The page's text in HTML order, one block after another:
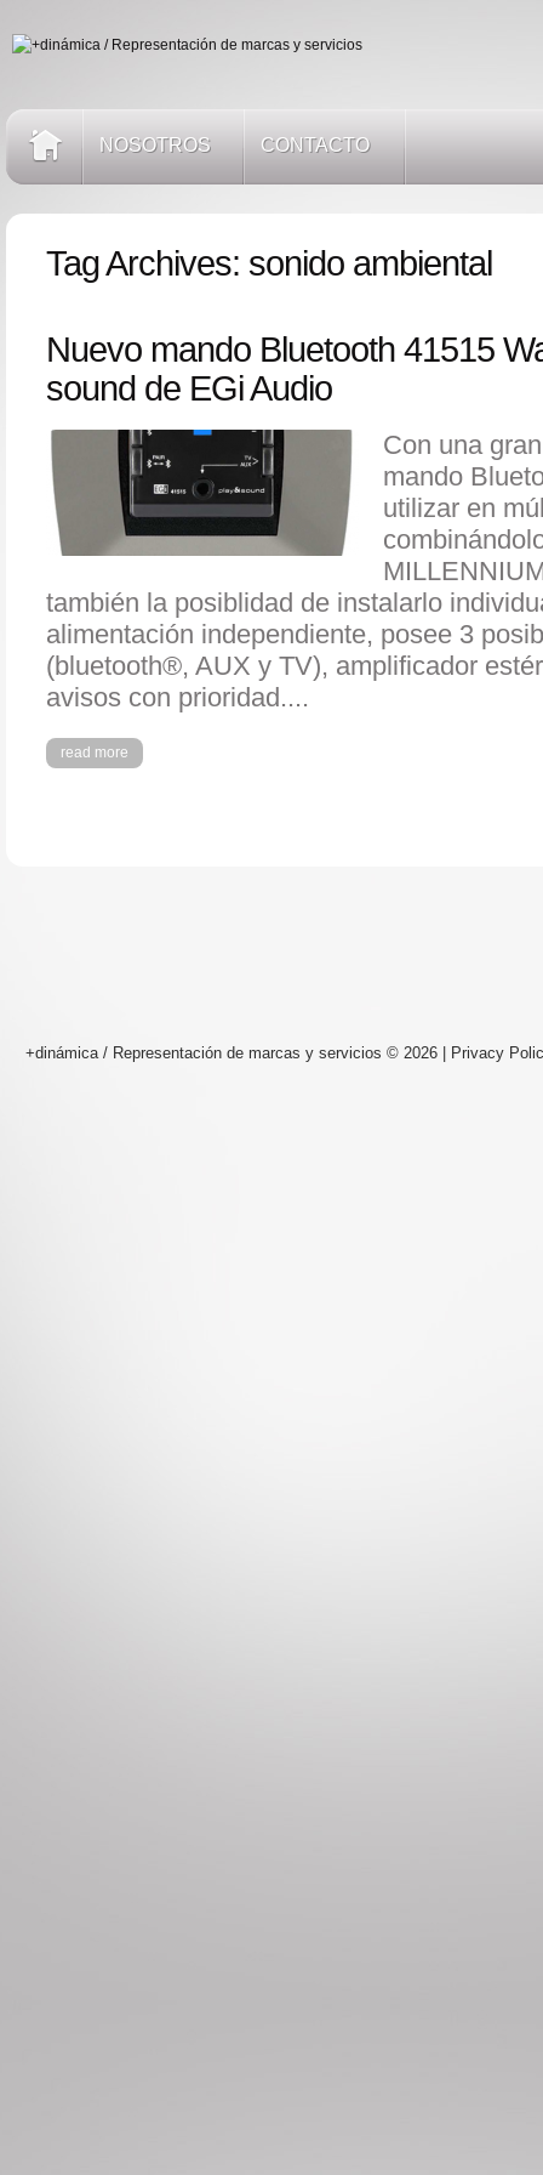
NOSOTROS CONTACTO
Tag Archives: sonido ambiental
Nuevo mando Bluetooth 41515
sound de EGi Audio
Con una
mando
utilizar en
también la posiblidad de instalarlo
alimentación independiente, posee 3
(bluetooth®, AUX y TV), amplificador
avisos con prioridad....
read more
+dinámica / Representación de marcas y servicios © 2026 | Privacy